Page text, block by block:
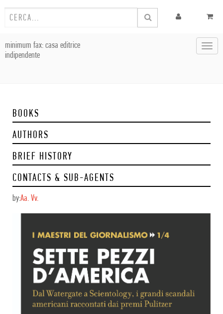
minimum fax: casa editrice
indipendente
BOOKS
AUTHORS
BRIEF HISTORY
CONTACTS & SUB-AGENTS
by:Aa. Vv.